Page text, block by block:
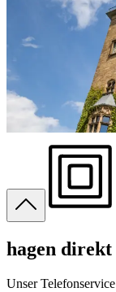
hagen direkt
Unser